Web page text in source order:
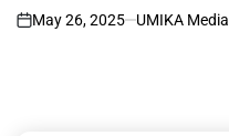
on
May 26, 2025 UMIKA Media